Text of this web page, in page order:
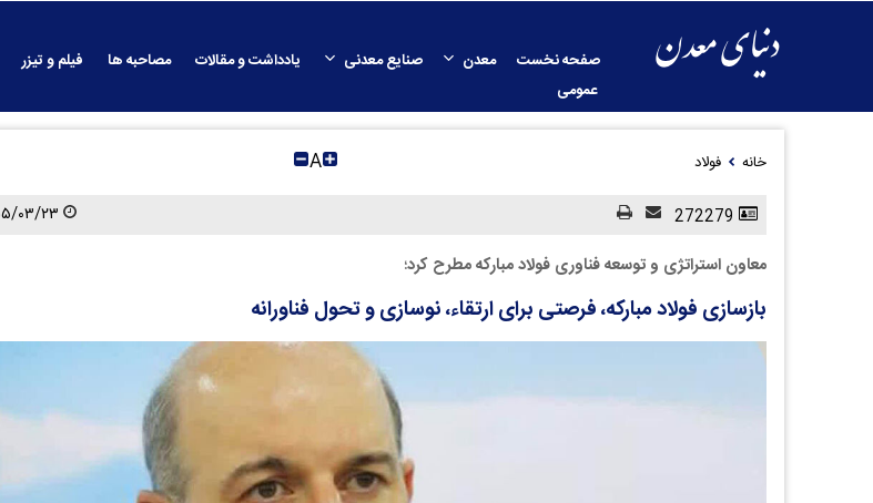
صفحه نخست معدن صنایع معدنی یادداشت و مقالات مصاحبه ها فیلم و تیزر
عمومی
خانه فولاد A
۱۴۰۵/۰۳/۲۳ ۰۷:۳۴:۳۹
معاون استراتژی و توسعه فناوری فولاد مبارکه مطرح کرد؛
بازسازی فولاد مبارکه، فرصتی برای ارتقاء، نوسازی و تحول فناورانه